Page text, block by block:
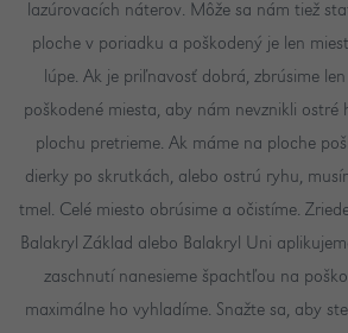
lazúrovacích náterov. Môže sa nám tiež
ploche v poriadku a poškodený je len
lúpe. Ak je priľnavosť dobrá, zbrúsime
poškodené miesta, aby nám nevznikli ostré
plochu pretrieme. Ak máme na ploche
dierky po skrutkách, alebo ostrú ryhu,
tmel. Celé miesto obrúsime a očistíme.
Balakryl Základ alebo Balakryl Uni
zaschnutí nanesieme špachtľou na
maximálne ho vyhladíme. Snažte sa, aby